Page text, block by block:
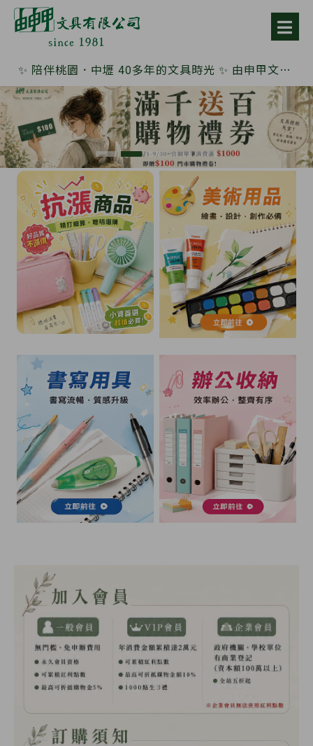
✨ 陪伴桃園．中壢 40多年的文具時光 ✨ 由申甲文具｜陪你寫下人生的每一頁 ✨